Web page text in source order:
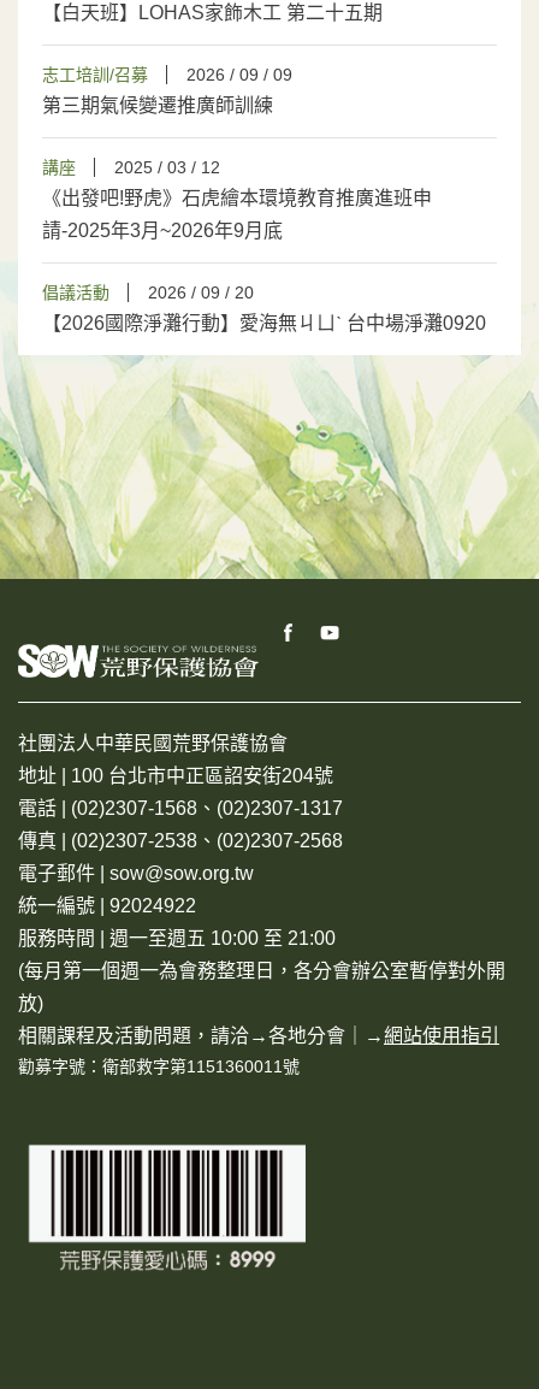
【白天班】LOHAS家飾木工 第二十五期
志工培訓/召募 2026 / 09 / 09
第三期氣候變遷推廣師訓練
講座 2025 / 03 / 12
《出發吧!野虎》石虎繪本環境教育推廣進班申
請-2025年3月~2026年9月底
倡議活動 2026 / 09 / 20
【2026國際淨灘行動】愛海無ㄐㄩˋ 台中場淨灘0920
社團法人中華民國荒野保護協會
地址 | 100 台北市中正區詔安街204號
電話 | (02)2307-1568、(02)2307-1317
傳真 | (02)2307-2538、(02)2307-2568
電子郵件 | sow@sow.org.tw
統一編號 | 92024922
服務時間 | 週一至週五 10:00 至 21:00
(每月第一個週一為會務整理日，各分會辦公室暫停對外開
放)
相關課程及活動問題，請洽→各地分會 ｜→網站使用指引
勸募字號：衛部救字第1151360011號